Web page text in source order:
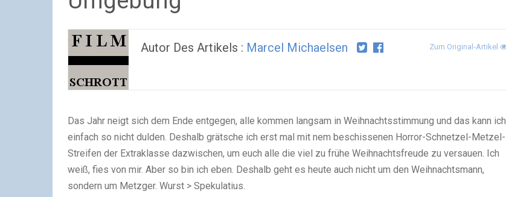
Autor Des Artikels : Marcel Michaelsen Zum Original-Artikel
Das Jahr neigt sich dem Ende entgegen, alle kommen langsam in Weihnachtsstimmung und das kann ich
einfach so nicht dulden. Deshalb grätsche ich erst mal mit nem beschissenen Horror-Schnetzel-Metzel-
Streifen der Extraklasse dazwischen, um euch alle die viel zu frühe Weihnachtsfreude zu versauen. Ich
weiß, fies von mir. Aber so bin ich eben. Deshalb geht es heute auch nicht um den Weihnachtsmann,
sondern um Metzger. Wurst > Spekulatius.